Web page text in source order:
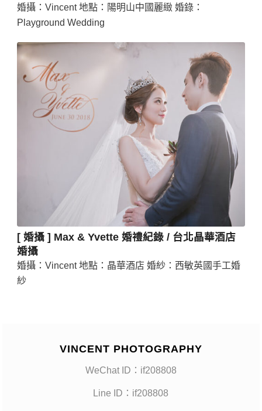
婚攝：Vincent 地點：陽明山中國麗緻 婚錄：
Playground Wedding
[ 婚攝 ] Max & Yvette 婚禮紀錄 / 台北晶華酒店
婚攝
婚攝：Vincent 地點：晶華酒店 婚紗：西敏英國手工婚
紗
VINCENT PHOTOGRAPHY
WeChat ID：if208808
Line ID：if208808